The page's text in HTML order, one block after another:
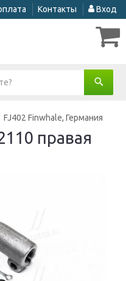
Контакты Вход
FJ402 Finwhale, Германия
правая